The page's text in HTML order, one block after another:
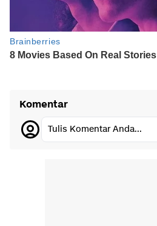
Komentar
Tulis Komentar Anda...